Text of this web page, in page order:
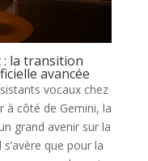
: la transition
avancée
vocaux chez
à côté de Gemini, la
grand avenir sur la
que pour la